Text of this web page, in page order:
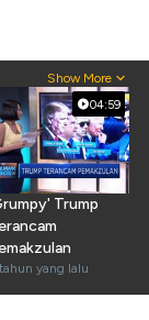
Show More
04:59
Trump
yang lalu